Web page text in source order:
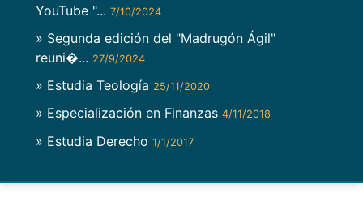
YouTube "... 7/10/2024
» Segunda edición del "Madrugón Ágil"
reuni�... 27/9/2024
» Estudia Teología 25/11/2020
» Especialización en Finanzas 4/11/2018
» Estudia Derecho 1/1/2017